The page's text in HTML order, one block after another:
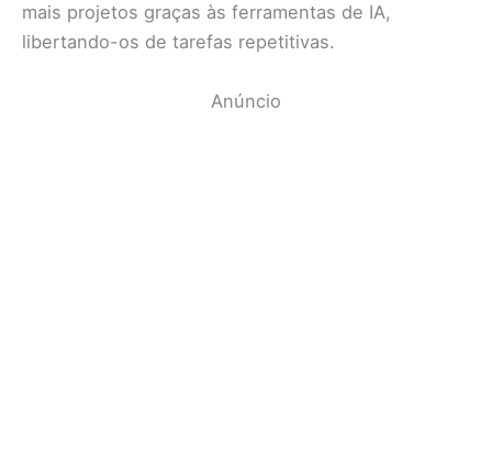
mais projetos graças às ferramentas de IA,
libertando-os de tarefas repetitivas.
Anúncio